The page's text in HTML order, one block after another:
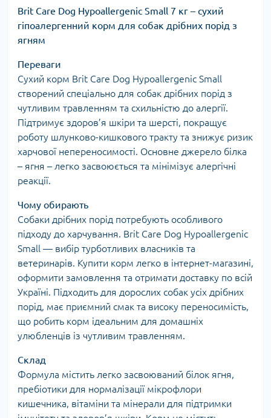
Brit Care Dog Hypoallergenic Small 7 кг – сухий
гіпоалергенний корм для собак дрібних порід з
ягням
Переваги
Сухий корм Brit Care Dog Hypoallergenic Small
створений спеціально для собак дрібних порід з
чутливим травленням та схильністю до алергії.
Підтримує здоров’я шкіри та шерсті, покращує
роботу шлунково-кишкового тракту та знижує ризик
харчової непереносимості. Основне джерело білка
– ягня – легко засвоюється та мінімізує алергічні
реакції.
Чому обирають
Собаки дрібних порід потребують особливого
підходу до харчування. Brit Care Dog Hypoallergenic
Small — вибір турботливих власників та
ветеринарів. Купити корм легко в інтернет-магазині,
оформити замовлення та отримати доставку по всій
Україні. Підходить для дорослих собак усіх дрібних
порід, має приємний смак та високу переносимість,
що робить корм ідеальним для домашніх
улюбленців із чутливим травленням.
Склад
Формула містить легко засвоюваний білок ягня,
пребіотики для нормалізації мікрофлори
кишечника, вітаміни та мінерали для підтримки